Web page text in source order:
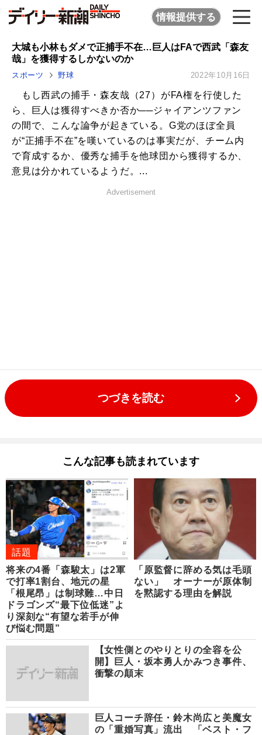
情報提供する
大城も小林もダメで正捕手不在…巨人はFAで西武「森友
哉」を獲得するしかないのか
スポーツ 野球 2022年10月16日
もし西武の捕手・森友哉（27）がFA権を行使した
ら、巨人は獲得すべきか否か──ジャイアンツファン
の間で、こんな論争が起きている。G党のほぼ全員
が“正捕手不在”を嘆いているのは事実だが、チーム内
で育成するか、優秀な捕手を他球団から獲得するか、
意見は分かれているようだ。...
Advertisement
つづきを読む
こんな記事も読まれています
話題
将来の4番「森駿太」は2軍
で打率1割台、地元の星
「根尾昂」は制球難…中日
ドラゴンズ“最下位低迷”よ
り深刻な“有望な若手が伸
び悩む問題”
「原監督に辞める気は毛頭
ない」 オーナーが原体制
を黙認する理由を解説
【女性側とのやりとりの全容を公
開】巨人・坂本勇人かみつき事件、
衝撃の顛末
巨人コーチ辞任・鈴木尚広と美魔女
の「重婚写真」流出 「ベスト・フ